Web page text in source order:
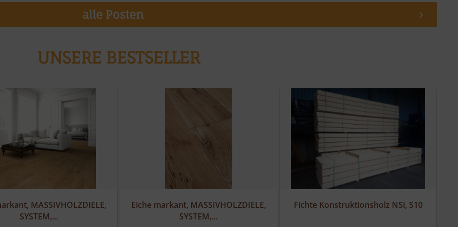
alle Posten
UNSERE BESTSELLER
MASSIVHOLZDIELE,
SYSTEM,...
Eiche markant, MASSIVHOLZDIELE,
SYSTEM,...
Fichte Konstruktionsholz NSi, S10